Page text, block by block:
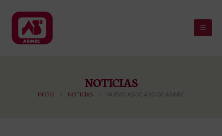
NOTICIAS
INICIO NOTICIAS NUEVO ASOCIADO DE ASINEC